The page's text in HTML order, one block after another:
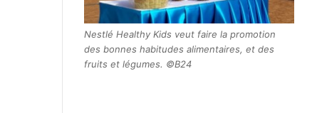
Nestlé Healthy Kids veut faire la promotion
des bonnes habitudes alimentaires, et des
fruits et légumes. ©B24